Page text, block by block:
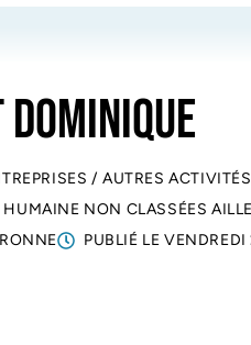
/ AUTRES
NON CLASSÉES
PUBLIÉ LE